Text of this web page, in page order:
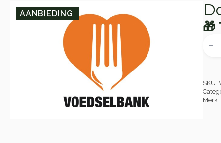
AANBIEDING!
🎁
🎁
🎁
aan
SKU:
Merk: